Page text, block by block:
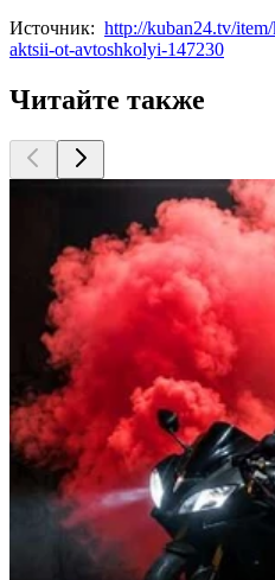
Источник: http://kuban24.tv/
aktsii-ot-avtoshkolyi-147230
Читайте также